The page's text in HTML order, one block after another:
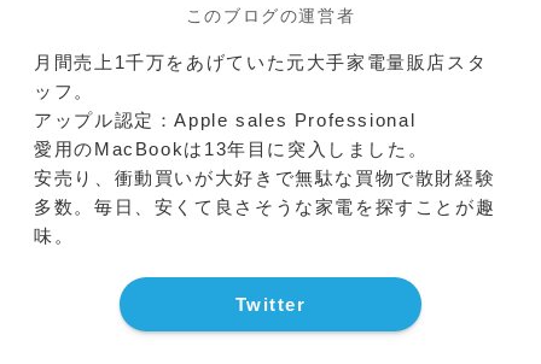
このブログの運営者
月間売上1千万をあげていた元大手家電量販店スタ
ッフ。
アップル認定：Apple sales Professional
愛用のMacBookは13年目に突入しました。
安売り、衝動買いが大好きで無駄な買物で散財経験
多数。毎日、安くて良さそうな家電を探すことが趣
味。
Twitter